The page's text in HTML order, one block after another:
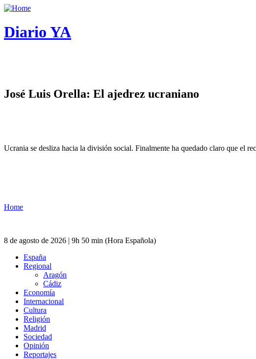
Diario YA
José Luis Orella: El ajedrez ucraniano
Ucrania se desliza hacia la división social. Finalmente ha quedado claro que el
Home
8 de agosto de 2026 | 9h 50 min (Hora Española)
España
Regional
Aragón
Cádiz
Economía
Internacional
Cultura
Religión
Madrid
Sociedad
Opinión
Reportajes